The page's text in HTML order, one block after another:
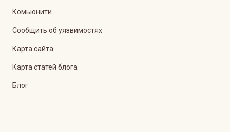
Комьюнити
Сообщить об уязвимостях
Карта сайта
Карта статей блога
Блог